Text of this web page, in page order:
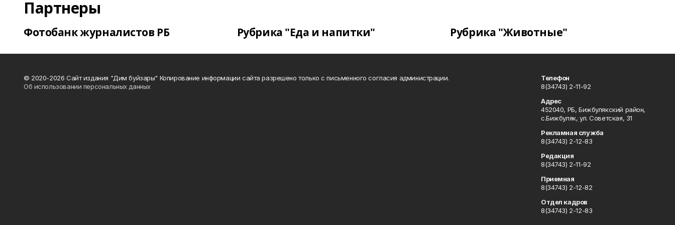
Партнеры
Фотобанк журналистов РБ Рубрика "Еда и напитки" Рубрика "Животные"
© 2020-2026 Сайт издания "Дим буйзары" Копирование информации сайта разрешено только с письменного согласия администрации.
Об использовании персональных данных
Телефон
8(34743) 2-11-92
Адрес
452040, РБ, Бижбулякский район,
с.Бижбуляк, ул. Советская, 31
Рекламная служба
8(34743) 2-12-83
Редакция
8(34743) 2-11-92
Приемная
8(34743) 2-12-82
Отдел кадров
8(34743) 2-12-83